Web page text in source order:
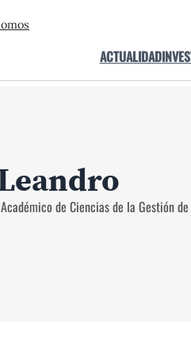
ACTUALIDAD
de Ciencias de la Gestión